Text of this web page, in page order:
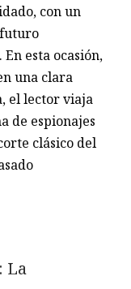
con un
esta ocasión,
una clara
el lector viaja
de espionajes
clásico del
La